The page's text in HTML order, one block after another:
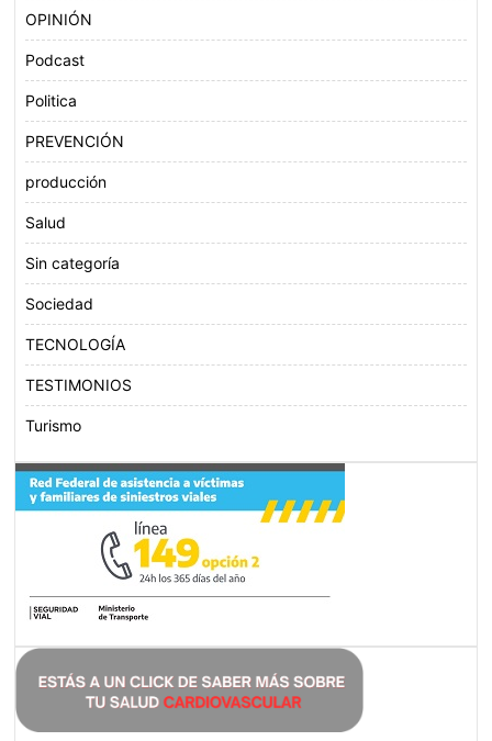
OPINIÓN
Podcast
Politica
PREVENCIÓN
producción
Salud
Sin categoría
Sociedad
TECNOLOGÍA
TESTIMONIOS
Turismo